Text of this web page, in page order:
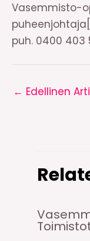
Vasemmisto-
puh. 0400 403
← Edellinen